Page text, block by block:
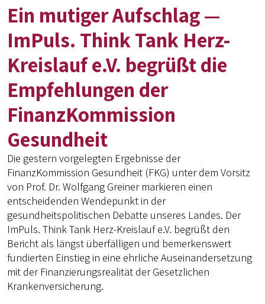
Ein mutiger Aufschlag —
ImPuls. Think Tank Herz-
Kreislauf e.V. begrüßt die
Empfehlungen der
FinanzKommission
Gesundheit
Die gestern vorgelegten Ergebnisse der
FinanzKommission Gesundheit (FKG) unter dem Vorsitz
von Prof. Dr. Wolfgang Greiner markieren einen
entscheidenden Wendepunkt in der
gesundheitspolitischen Debatte unseres Landes. Der
ImPuls. Think Tank Herz-Kreislauf e.V. begrüßt den
Bericht als längst überfälligen und bemerkenswert
fundierten Einstieg in eine ehrliche Auseinandersetzung
mit der Finanzierungsrealität der Gesetzlichen
Krankenversicherung.